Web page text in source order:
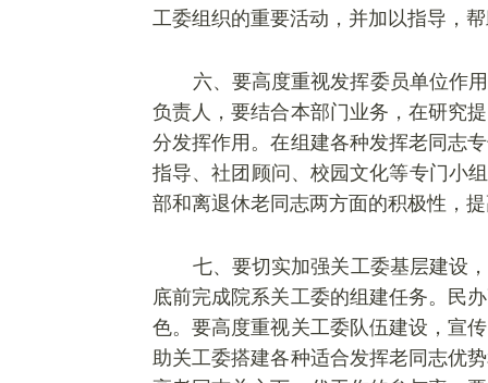
工委组织的重要活动，并加以指导，
六、要高度重视发挥委员单位作
负责人，要结合本部门业务，在研究
分发挥作用。在组建各种发挥老同志
指导、社团顾问、校园文化等专门小
部和离退休老同志两方面的积极性，
七、要切实加强关工委基层建设
底前完成院系关工委的组建任务。民
色。要高度重视关工委队伍建设，宣
助关工委搭建各种适合发挥老同志优